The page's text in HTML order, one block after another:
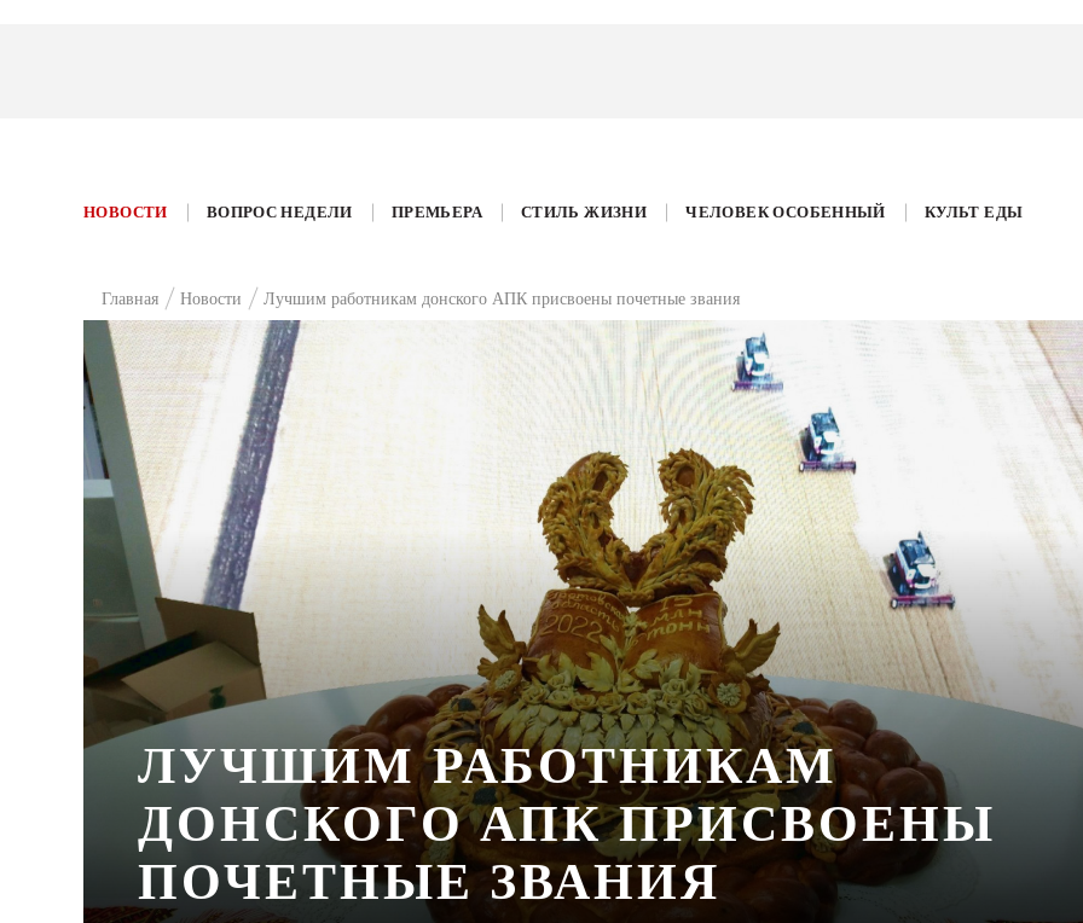
НОВОСТИ ВОПРОС НЕДЕЛИ ПРЕМЬЕРА СТИЛЬ ЖИЗНИ ЧЕЛОВЕК ОСОБЕННЫЙ КУЛЬТ ЕДЫ
Главная Новости Лучшим работникам донского АПК присвоены почетные звания
ЛУЧШИМ РАБОТНИКАМ
ДОНСКОГО АПК ПРИСВОЕНЫ
ПОЧЕТНЫЕ ЗВАНИЯ